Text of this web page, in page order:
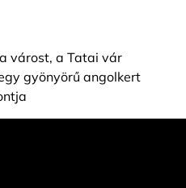
várost, a Tatai vár
gyönyörű angolkert